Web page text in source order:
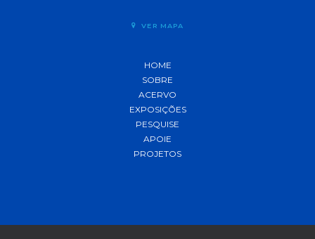
VER MAPA
HOME
SOBRE
ACERVO
EXPOSIÇÕES
PESQUISE
APOIE
PROJETOS